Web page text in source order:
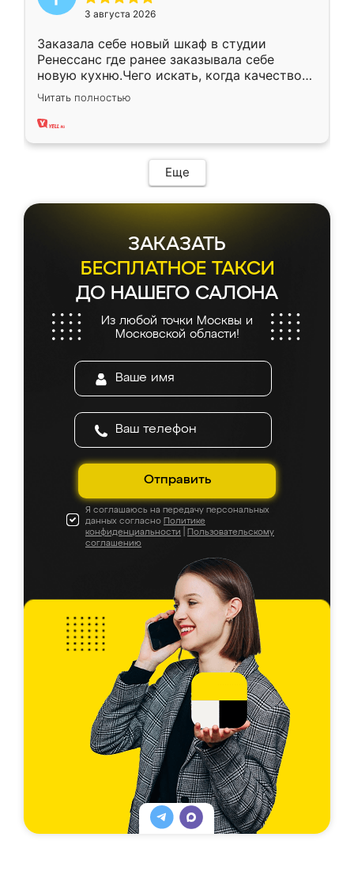
3 августа 2026
Заказала себе новый шкаф в студии
Ренессанс где ранее заказывала себе
новую кухню.Чего искать, когда качеством
вполне довольна. Служит кухня уже почти
два года, нареканий нет.
Читать полностью
Еще
ЗАКАЗАТЬ
БЕСПЛАТНОЕ ТАКСИ
ДО НАШЕГО САЛОНА
Из любой точки Москвы и
Московской области!
Отправить
Я соглашаюсь на передачу персональных
данных согласно Политике
конфиденциальности
Пользовательскому
соглашению